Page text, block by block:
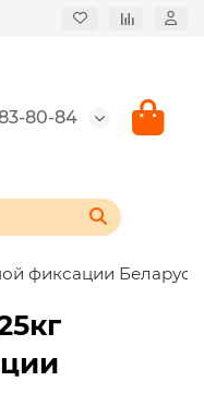
80-84
фиксации Беларусь